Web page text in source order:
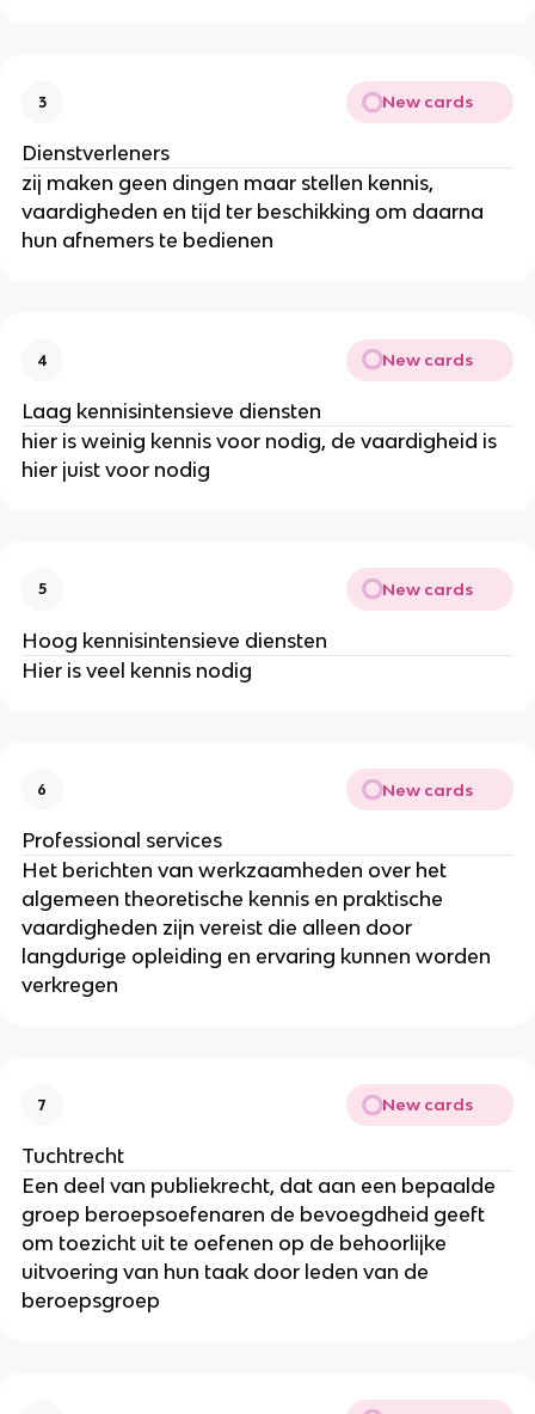
3 New cards
Dienstverleners
zij maken geen dingen maar stellen kennis,
vaardigheden en tijd ter beschikking om daarna
hun afnemers te bedienen
4 New cards
Laag kennisintensieve diensten
hier is weinig kennis voor nodig, de vaardigheid is
hier juist voor nodig
5 New cards
Hoog kennisintensieve diensten
Hier is veel kennis nodig
6 New cards
Professional services
Het berichten van werkzaamheden over het
algemeen theoretische kennis en praktische
vaardigheden zijn vereist die alleen door
langdurige opleiding en ervaring kunnen worden
verkregen
7 New cards
Tuchtrecht
Een deel van publiekrecht, dat aan een bepaalde
groep beroepsoefenaren de bevoegdheid geeft
om toezicht uit te oefenen op de behoorlijke
uitvoering van hun taak door leden van de
beroepsgroep